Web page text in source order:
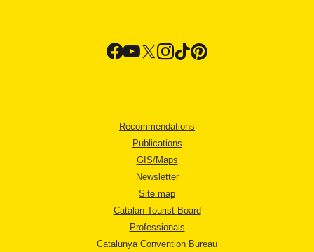
Recommendations
Publications
GIS/Maps
Newsletter
Site map
Catalan Tourist Board
Professionals
Catalunya Convention Bureau